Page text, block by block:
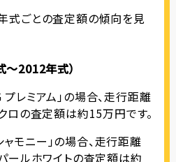
式ごとの査定額の傾向を見
〜2012年式）
レミアム」の場合、走行距離
の査定額は約15万円です。
モニー」の場合、走行距離
ールホワイトの査定額は約